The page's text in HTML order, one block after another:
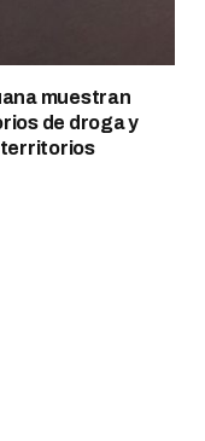
muestran
de droga y
territorios